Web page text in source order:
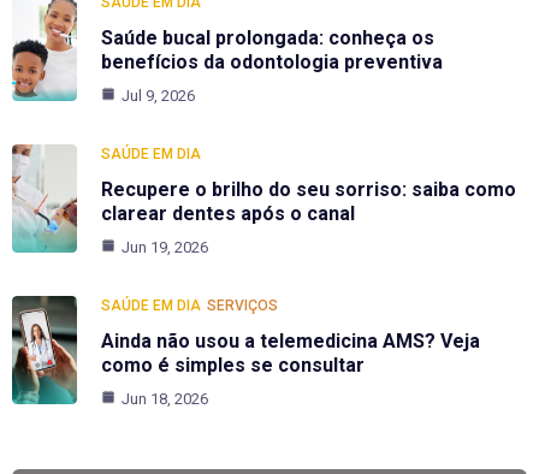
Saúde bucal prolongada: conheça os
benefícios da odontologia preventiva
Jul 9, 2026
SAÚDE EM DIA
Recupere o brilho do seu sorriso: saiba como
clarear dentes após o canal
Jun 19, 2026
SAÚDE EM DIA SERVIÇOS
Ainda não usou a telemedicina AMS? Veja
como é simples se consultar
Jun 18, 2026